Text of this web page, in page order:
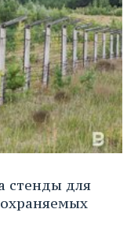
стенды для